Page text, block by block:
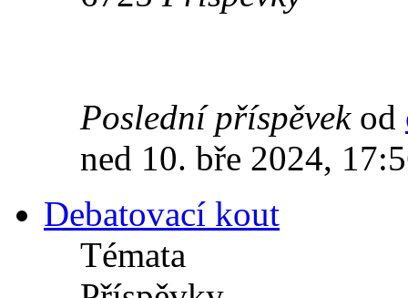
Poslední příspěvekod
ned 10. bře 2024,
Debatovací kout
Témata